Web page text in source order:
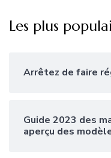
Les plus
Arrêtez de faire
Guide 2023 des
aperçu des